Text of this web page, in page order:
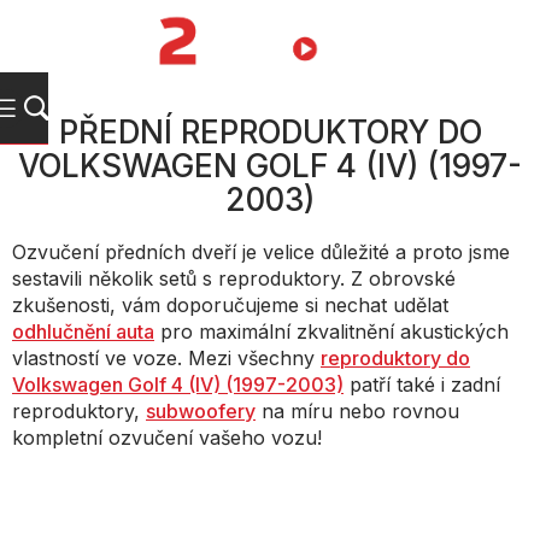
PŘEDNÍ REPRODUKTORY DO
VOLKSWAGEN GOLF 4 (IV) (1997-
2003)
Ozvučení předních dveří je velice důležité a proto jsme
sestavili několik setů s reproduktory. Z obrovské
zkušenosti, vám doporučujeme si nechat udělat
odhlučnění auta pro maximální zkvalitnění akustických
vlastností ve voze. Mezi všechny reproduktory do
Volkswagen Golf 4 (IV) (1997-2003) patří také i zadní
reproduktory, subwoofery na míru nebo rovnou
kompletní ozvučení vašeho vozu!